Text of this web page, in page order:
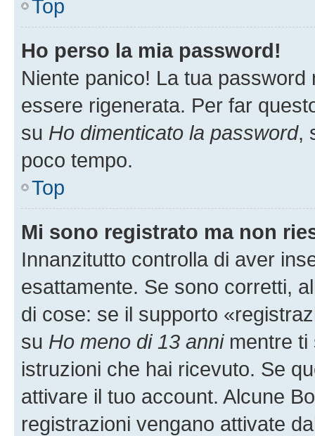
Top
Ho perso la mia password!
Niente panico! La tua
essere rigenerata. Per far
su Ho dimenticato la password,
poco tempo.
Top
Mi sono registrato ma non
Innanzitutto controlla di aver
esattamente. Se sono corretti,
di cose: se il supporto
su Ho meno di 13 annimentre ti
istruzioni che hai ricevuto. Se
attivare il tuo account. Alcune
registrazioni vengano attivate